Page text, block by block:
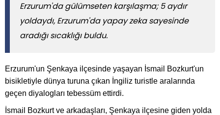
Erzurum'da gülümseten karşılaşma; 5 aydır
yoldaydı, Erzurum'da yapay zeka sayesinde
aradığı sıcaklığı buldu.
Erzurum'un Şenkaya ilçesinde yaşayan İsmail Bozkurt'un
bisikletiyle dünya turuna çıkan İngiliz turistle aralarında
geçen diyalogları tebessüm ettirdi.
İsmail Bozkurt ve arkadaşları, Şenkaya ilçesine giden yolda